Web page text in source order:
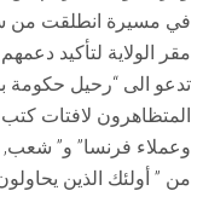
في مسيرة انطلقت من
مقر الولاية لتأكيد
تدعو الى “رحيل حكومة
المتظاهرون لافتات كتب
وعملاء فرنسا” و”
من ” أولئك الذين